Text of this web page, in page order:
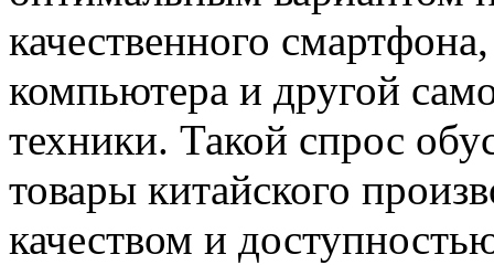
качественного
компьютера и другой
техники. Такой спрос
товары китайского
качеством и